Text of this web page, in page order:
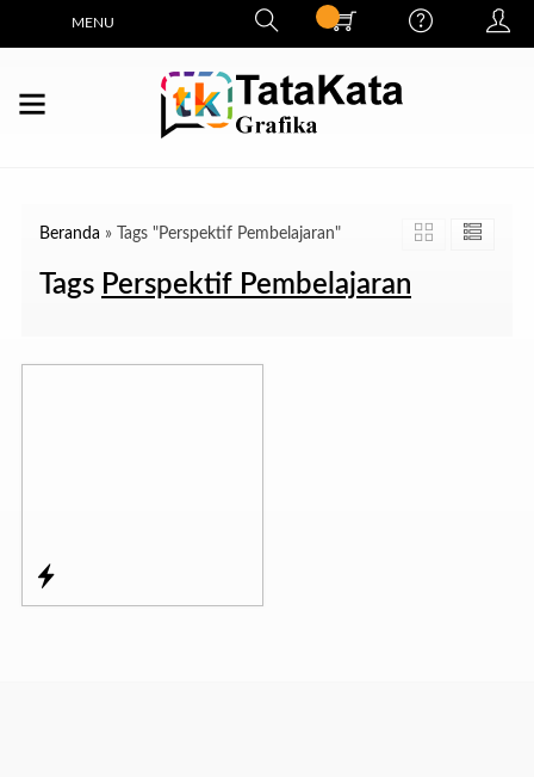
MENU
Beranda » Tags "Perspektif Pembelajaran"
Tags Perspektif Pembelajaran